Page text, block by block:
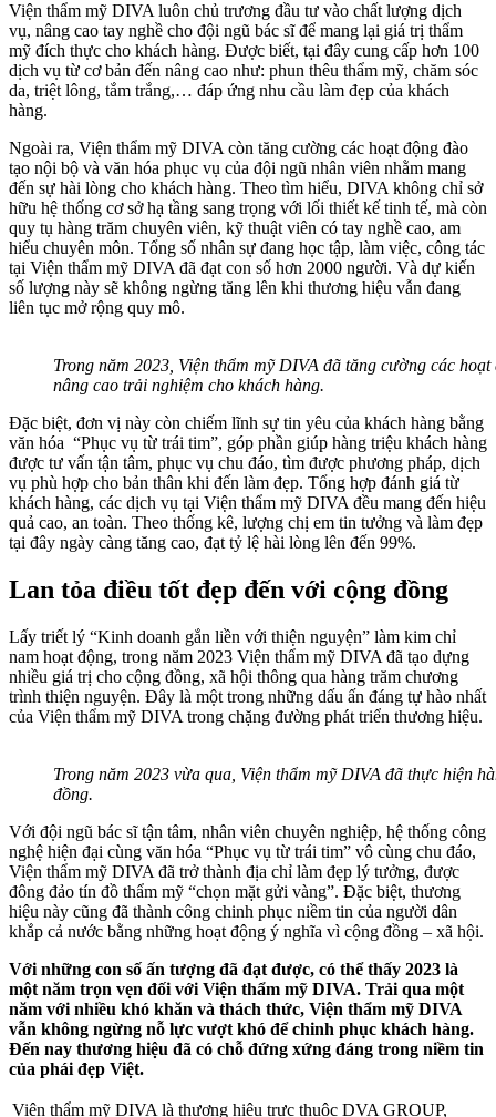
Viện thẩm mỹ DIVA luôn chủ trương đầu tư vào chất lượng dịch
vụ, nâng cao tay nghề cho đội ngũ bác sĩ để mang lại giá trị thẩm
mỹ đích thực cho khách hàng. Được biết, tại đây cung cấp hơn 100
dịch vụ từ cơ bản đến nâng cao như: phun thêu thẩm mỹ, chăm sóc
da, triệt lông, tắm trắng,… đáp ứng nhu cầu làm đẹp của khách
hàng.
Ngoài ra, Viện thẩm mỹ DIVA còn tăng cường các hoạt động đào
tạo nội bộ và văn hóa phục vụ của đội ngũ nhân viên nhằm mang
đến sự hài lòng cho khách hàng. Theo tìm hiểu, DIVA không chỉ sở
hữu hệ thống cơ sở hạ tầng sang trọng với lối thiết kế tinh tế, mà còn
quy tụ hàng trăm chuyên viên, kỹ thuật viên có tay nghề cao, am
hiểu chuyên môn. Tổng số nhân sự đang học tập, làm việc, công tác
tại Viện thẩm mỹ DIVA đã đạt con số hơn 2000 người. Và dự kiến
số lượng này sẽ không ngừng tăng lên khi thương hiệu vẫn đang
liên tục mở rộng quy mô.
Trong năm 2023, Viện thẩm mỹ DIVA đã tăng cường các
nâng cao trải nghiệm cho khách hàng.
Đặc biệt, đơn vị này còn chiếm lĩnh sự tin yêu của khách hàng bằng
văn hóa “Phục vụ từ trái tim”, góp phần giúp hàng triệu khách hàng
được tư vấn tận tâm, phục vụ chu đáo, tìm được phương pháp, dịch
vụ phù hợp cho bản thân khi đến làm đẹp. Tổng hợp đánh giá từ
khách hàng, các dịch vụ tại Viện thẩm mỹ DIVA đều mang đến hiệu
quả cao, an toàn. Theo thống kê, lượng chị em tin tưởng và làm đẹp
tại đây ngày càng tăng cao, đạt tỷ lệ hài lòng lên đến 99%.
Lan tỏa điều tốt đẹp đến với cộng đồng
Lấy triết lý “Kinh doanh gắn liền với thiện nguyện” làm kim chỉ
nam hoạt động, trong năm 2023 Viện thẩm mỹ DIVA đã tạo dựng
nhiều giá trị cho cộng đồng, xã hội thông qua hàng trăm chương
trình thiện nguyện. Đây là một trong những dấu ấn đáng tự hào nhất
của Viện thẩm mỹ DIVA trong chặng đường phát triển thương hiệu.
Trong năm 2023 vừa qua, Viện thẩm mỹ DIVA đã thực hiện
đồng.
Với đội ngũ bác sĩ tận tâm, nhân viên chuyên nghiệp, hệ thống công
nghệ hiện đại cùng văn hóa “Phục vụ từ trái tim” vô cùng chu đáo,
Viện thẩm mỹ DIVA đã trở thành địa chỉ làm đẹp lý tưởng, được
đông đảo tín đồ thẩm mỹ “chọn mặt gửi vàng”. Đặc biệt, thương
hiệu này cũng đã thành công chinh phục niềm tin của người dân
khắp cả nước bằng những hoạt động ý nghĩa vì cộng đồng – xã hội.
Với những con số ấn tượng đã đạt được, có thể thấy 2023 là
một năm trọn vẹn đối với Viện thẩm mỹ DIVA. Trải qua một
năm với nhiều khó khăn và thách thức, Viện thẩm mỹ DIVA
vẫn không ngừng nỗ lực vượt khó để chinh phục khách hàng.
Đến nay thương hiệu đã có chỗ đứng xứng đáng trong niềm tin
của phái đẹp Việt.
Viện thẩm mỹ DIVA là thương hiệu trực thuộc DVA GROUP,